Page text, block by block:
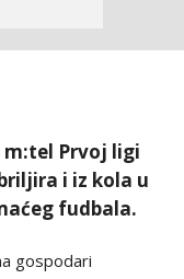
m:tel Prvoj ligi
i iz kola u
fudbala.
gospodari